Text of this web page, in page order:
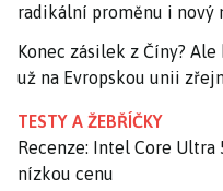
radikální proměnu i nový
Konec zásilek z Číny?
už na Evropskou unii
TESTY A ŽEBŘÍČKY
Recenze: Intel Core Ultra
nízkou cenu